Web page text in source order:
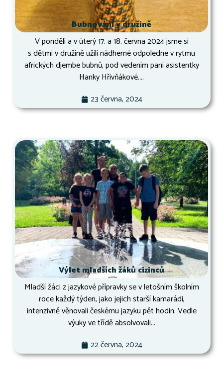
Bubnování v družině
V pondělí a v úterý 17. a 18. června 2024 jsme si
s dětmi v družině užili nádherné odpoledne v rytmu
afrických djembe bubnů, pod vedením paní asistentky
Hanky Hřivňákové....
23 června, 2024
Výlet mladších žáků cizinců
Mladší žáci z jazykové přípravky se v letošním školním
roce každý týden, jako jejich starší kamarádi,
intenzivně věnovali českému jazyku pět hodin. Vedle
výuky ve třídě absolvovali...
22 června, 2024